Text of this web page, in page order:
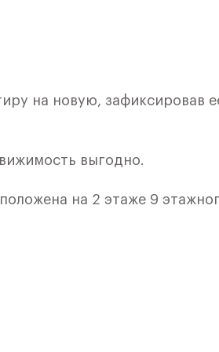
на новую, зафиксировав
выгодно.
на 2 этаже 9